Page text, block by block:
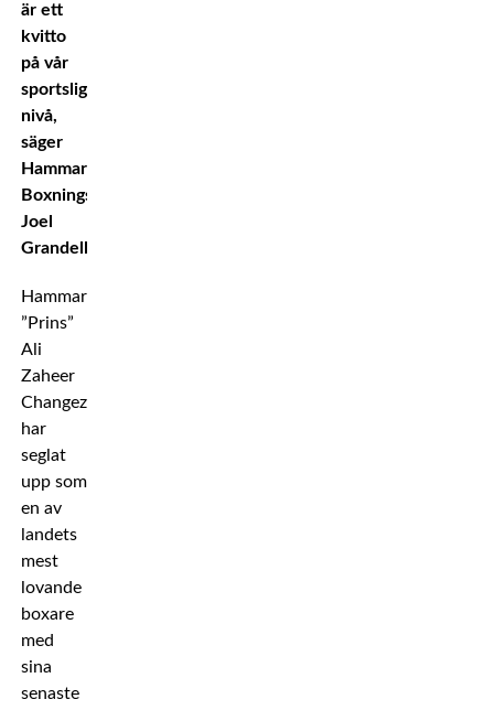
är ett
kvitto
på vår
sportsliga
nivå,
säger
Hammarby
Boxnings
Joel
Grandell.
Hammarbyboxaren
”Prins”
Ali
Zaheer
Changezi
har
seglat
upp som
en av
landets
mest
lovande
boxare
med
sina
senaste